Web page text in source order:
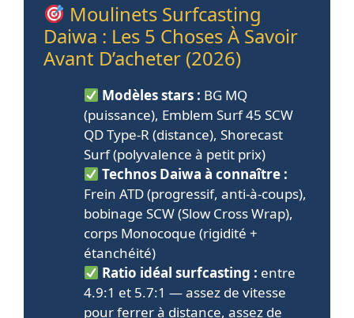
Moulinets Surfcasting
Daiwa : Les 5 Choses À Savoir
Avant D’acheter (2026)
Modèles stars : BG MQ
(puissance), Emblem Surf 45 SCW
QD Type-R (distance), Shorecast
Surf (polyvalence à petit prix)
Technos Daiwa à connaître :
Frein ATD (progressif, anti-à-coups),
bobinage SCW (Slow Cross Wrap),
corps Monocoque (rigidité +
étanchéité)
Ratio idéal surfcasting : entre
4.9:1 et 5.7:1 — assez de vitesse
pour ferrer à distance, assez de